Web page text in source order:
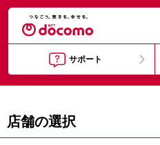
サポート
店舗の選択